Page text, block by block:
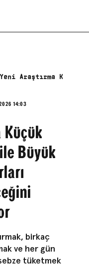
Yeni Araştırma
14:03
Küçük
Büyük
birkaç
ve her gün
tüketmek